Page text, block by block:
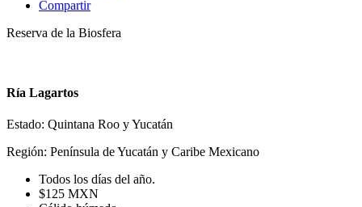
Compartir
Reserva de la Biosfera
Ría Lagartos
Estado: Quintana Roo y Yucatán
Región: Península de Yucatán y Caribe Mexicano
Todos los días del año.
$125 MXN